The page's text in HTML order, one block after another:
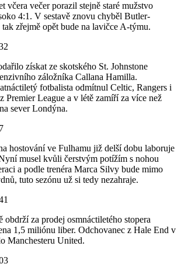
včera večer porazil stejně staré mužstvo
4:1. V sestavě znovu chyběl Butler-
zřejmě opět bude na lavičce A-týmu.
získat ze skotského St. Johnstone
záložníka Callana Hamilla.
fotbalista odmítnul Celtic, Rangers i
Premier League a v létě zamíří za více než
sever Londýna.
hostování ve Fulhamu již delší dobu laboruje
musel kvůli čerstvým potížím s nohou
a podle trenéra Marca Silvy bude mimo
tuto sezónu už si tedy nezahraje.
obdrží za prodej osmnáctiletého stopera
1,5 miliónu liber. Odchovanec z Hale End v
Manchesteru United.